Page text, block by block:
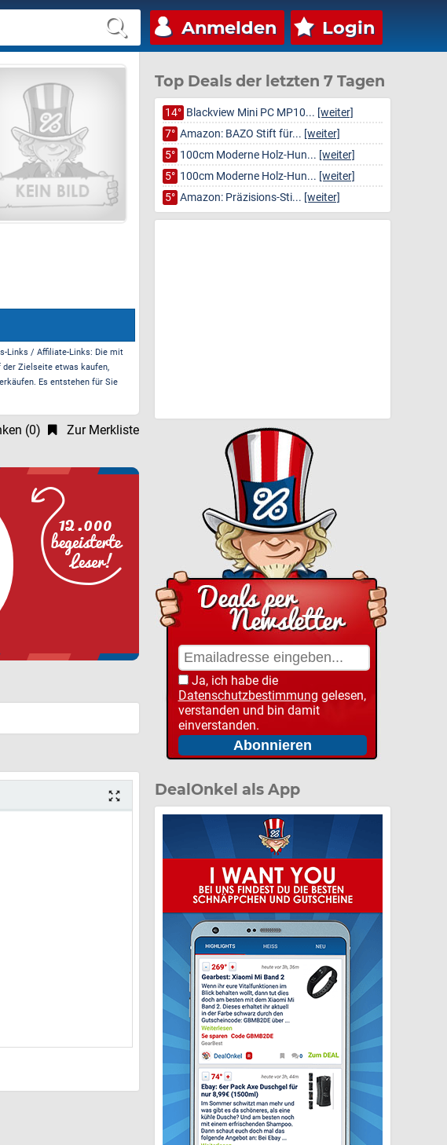
Anmelden Login
Links / Affiliate-Links: Die mit
der Zielseite etwas kaufen,
Es entstehen für Sie
(0) Zur Merkliste
Top Deals der letzten 7 Tagen
14° Blackview Mini PC MP10... [weiter]
7° Amazon: BAZO Stift für... [weiter]
5° 100cm Moderne Holz-Hun... [weiter]
5° 100cm Moderne Holz-Hun... [weiter]
5° Amazon: Präzisions-Sti... [weiter]
Ja, ich habe die
Datenschutzbestimmung gelesen,
verstanden und bin damit
einverstanden.
DealOnkel als App